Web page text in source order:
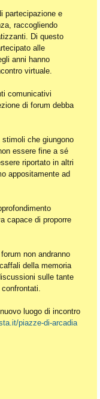
partecipazione e
raccogliendo
Di questo
alle
anni hanno
virtuale.
comunicativi
di forum debba
che giungono
essere fine a sé
riportato in altri
appositamente ad
capace di proporre
non andranno
della memoria
sulle tante
luogo di incontro
piazze-di-arcadia